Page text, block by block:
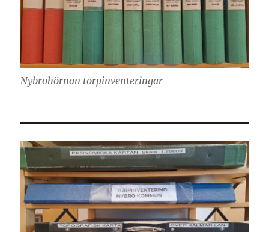
Nybrohörnan torpinventeringar